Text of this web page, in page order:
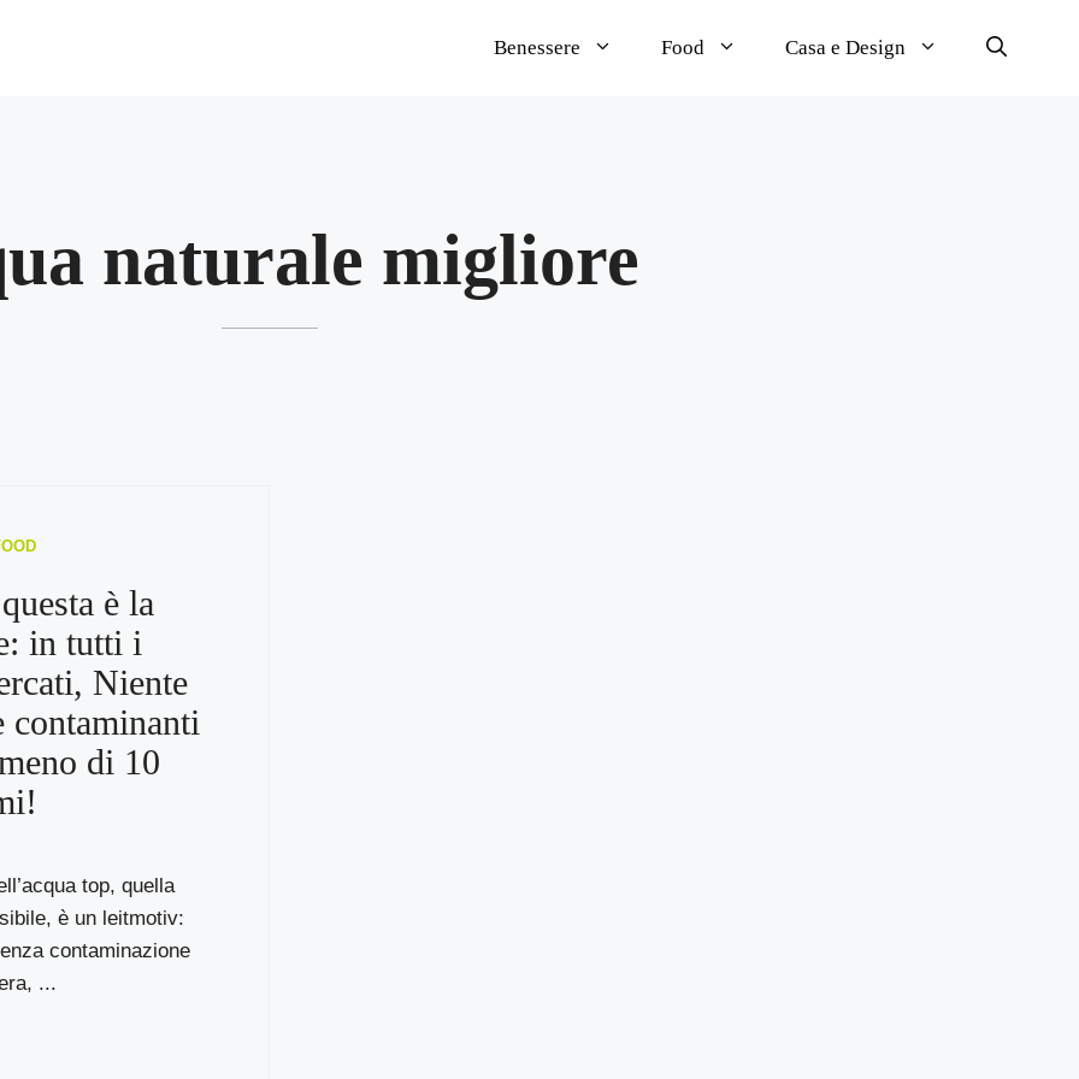
Benessere Food Casa e Design
naturale migliore
è la
in tutti i
Niente
contaminanti
di 10
top, quella
è un leitmotiv:
contaminazione
...